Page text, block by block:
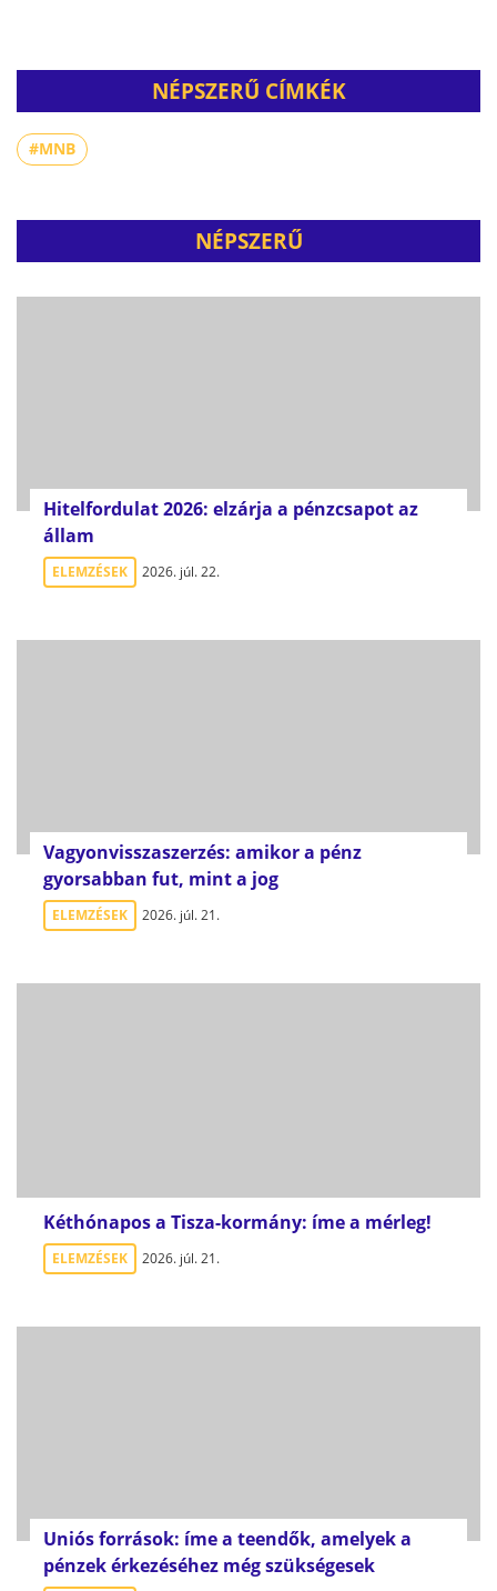
NÉPSZERŰ CÍMKÉK
#MNB
NÉPSZERŰ
Hitelfordulat 2026: elzárja a pénzcsapot az
állam
ELEMZÉSEK 2026. júl. 22.
Vagyonvisszaszerzés: amikor a pénz
gyorsabban fut, mint a jog
ELEMZÉSEK 2026. júl. 21.
Kéthónapos a Tisza-kormány: íme a mérleg!
ELEMZÉSEK 2026. júl. 21.
Uniós források: íme a teendők, amelyek a
pénzek érkezéséhez még szükségesek